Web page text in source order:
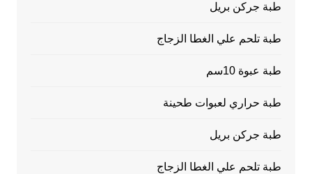
طبة جركن بريل
طبة تلحم علي الغطا الزجاج
طبة عبوة 10سم
طبة حراري لعبوات طحينة
طبة جركن بريل
طبة تلحم علي الغطا الزجاج